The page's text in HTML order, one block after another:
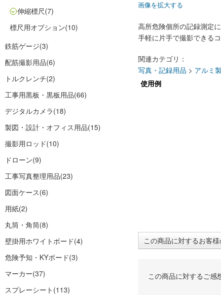
伸縮標尺(7)
標尺用オプション(10)
鉄筋ゲージ(3)
配筋撮影用品(6)
トルクレンチ(2)
工事用黒板・黒板用品(66)
デジタルカメラ(18)
製図・設計・オフィス用品(15)
撮影用ロッド(10)
ドローン(9)
工事写真整理用品(23)
図面ケース(6)
用紙(2)
丸筒・角筒(8)
壁掛用ホワイトボード(4)
危険予知・KYボード(3)
マーカー(37)
スプレーシート (113)
画像を拡大する
高所危険個所の記録測定
手軽に片手で撮影できる
関連カテゴリ：
写真・記録用品 > アルミ
使用例
この商品に対するお客
この商品に対するご感